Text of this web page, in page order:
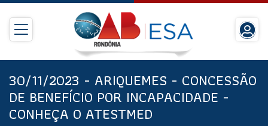
30/11/2023 - ARIQUEMES - CONCESSÃO
DE BENEFÍCIO POR INCAPACIDADE -
CONHEÇA O ATESTMED